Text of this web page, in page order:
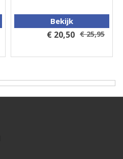
Bekijk
€ 20,50 € 25,95